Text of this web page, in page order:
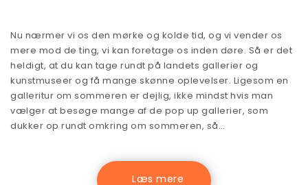
Nu nærmer vi os den mørke og kolde tid, og vi vender os
mere mod de ting, vi kan foretage os inden døre. Så er det
heldigt, at du kan tage rundt på landets gallerier og
kunstmuseer og få mange skønne oplevelser. Ligesom en
galleritur om sommeren er dejlig, ikke mindst hvis man
vælger at besøge mange af de pop up gallerier, som
dukker op rundt omkring om sommeren, så…